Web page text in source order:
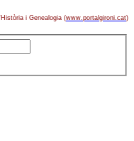
i Genealogia (www.portalgironi.cat)